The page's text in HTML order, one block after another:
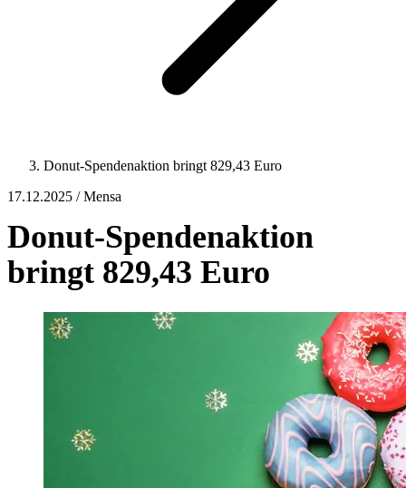
Donut-Spendenaktion bringt 829,43 Euro
17.12.2025 / Mensa
Donut-Spendenaktion
bringt 829,43 Euro